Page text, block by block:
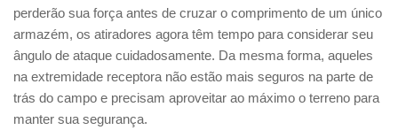
perderão sua força antes de cruzar o comprimento de um único
armazém, os atiradores agora têm tempo para considerar seu
ângulo de ataque cuidadosamente. Da mesma forma, aqueles
na extremidade receptora não estão mais seguros na parte de
trás do campo e precisam aproveitar ao máximo o terreno para
manter sua segurança.